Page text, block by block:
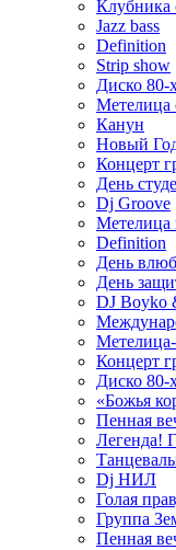
Клубника
Jazz bass
Definition
Strip show
Диско 80-
Метелица
Канун
Новый
Концерт
День
Dj Groove
Метелица
Definition
День
День
DJ Boyko
Концерт
Диско
«Божья
Пенная
Легенда!
Dj НИЛ
Голая
Группа
Пенная